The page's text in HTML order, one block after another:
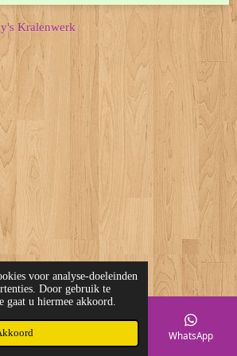
voor analyse-doeleinden
Door gebruik te
u hiermee akkoord.
Kralenwerk
WhatsApp